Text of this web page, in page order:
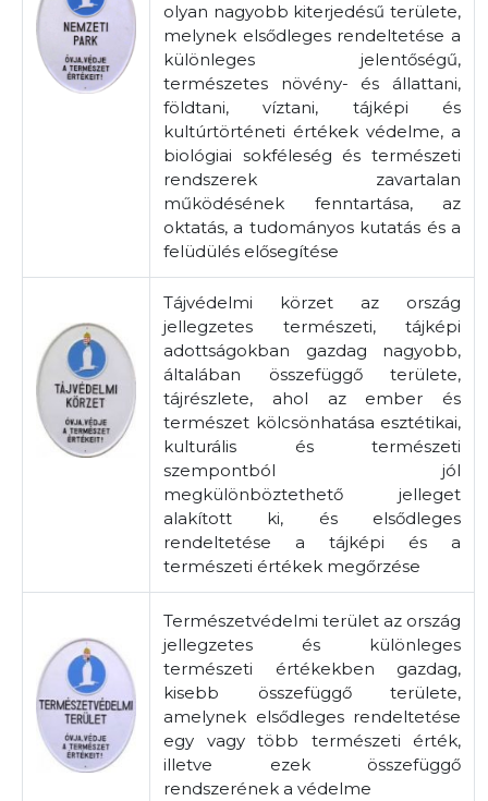
olyan nagyobb kiterjedésű területe,
melynek elsődleges rendeltetése a
különleges jelentőségű,
természetes növény- és állattani,
földtani, víztani, tájképi és
kultúrtörténeti értékek védelme, a
biológiai sokféleség és természeti
rendszerek zavartalan
működésének fenntartása, az
oktatás, a tudományos kutatás és a
felüdülés elősegítése
Tájvédelmi körzet az ország
jellegzetes természeti, tájképi
adottságokban gazdag nagyobb,
általában összefüggő területe,
tájrészlete, ahol az ember és
természet kölcsönhatása esztétikai,
kulturális és természeti
szempontból jól
megkülönböztethető jelleget
alakított ki, és elsődleges
rendeltetése a tájképi és a
természeti értékek megőrzése
Természetvédelmi terület az ország
jellegzetes és különleges
természeti értékekben gazdag,
kisebb összefüggő területe,
amelynek elsődleges rendeltetése
egy vagy több természeti érték,
illetve ezek összefüggő
rendszerének a védelme